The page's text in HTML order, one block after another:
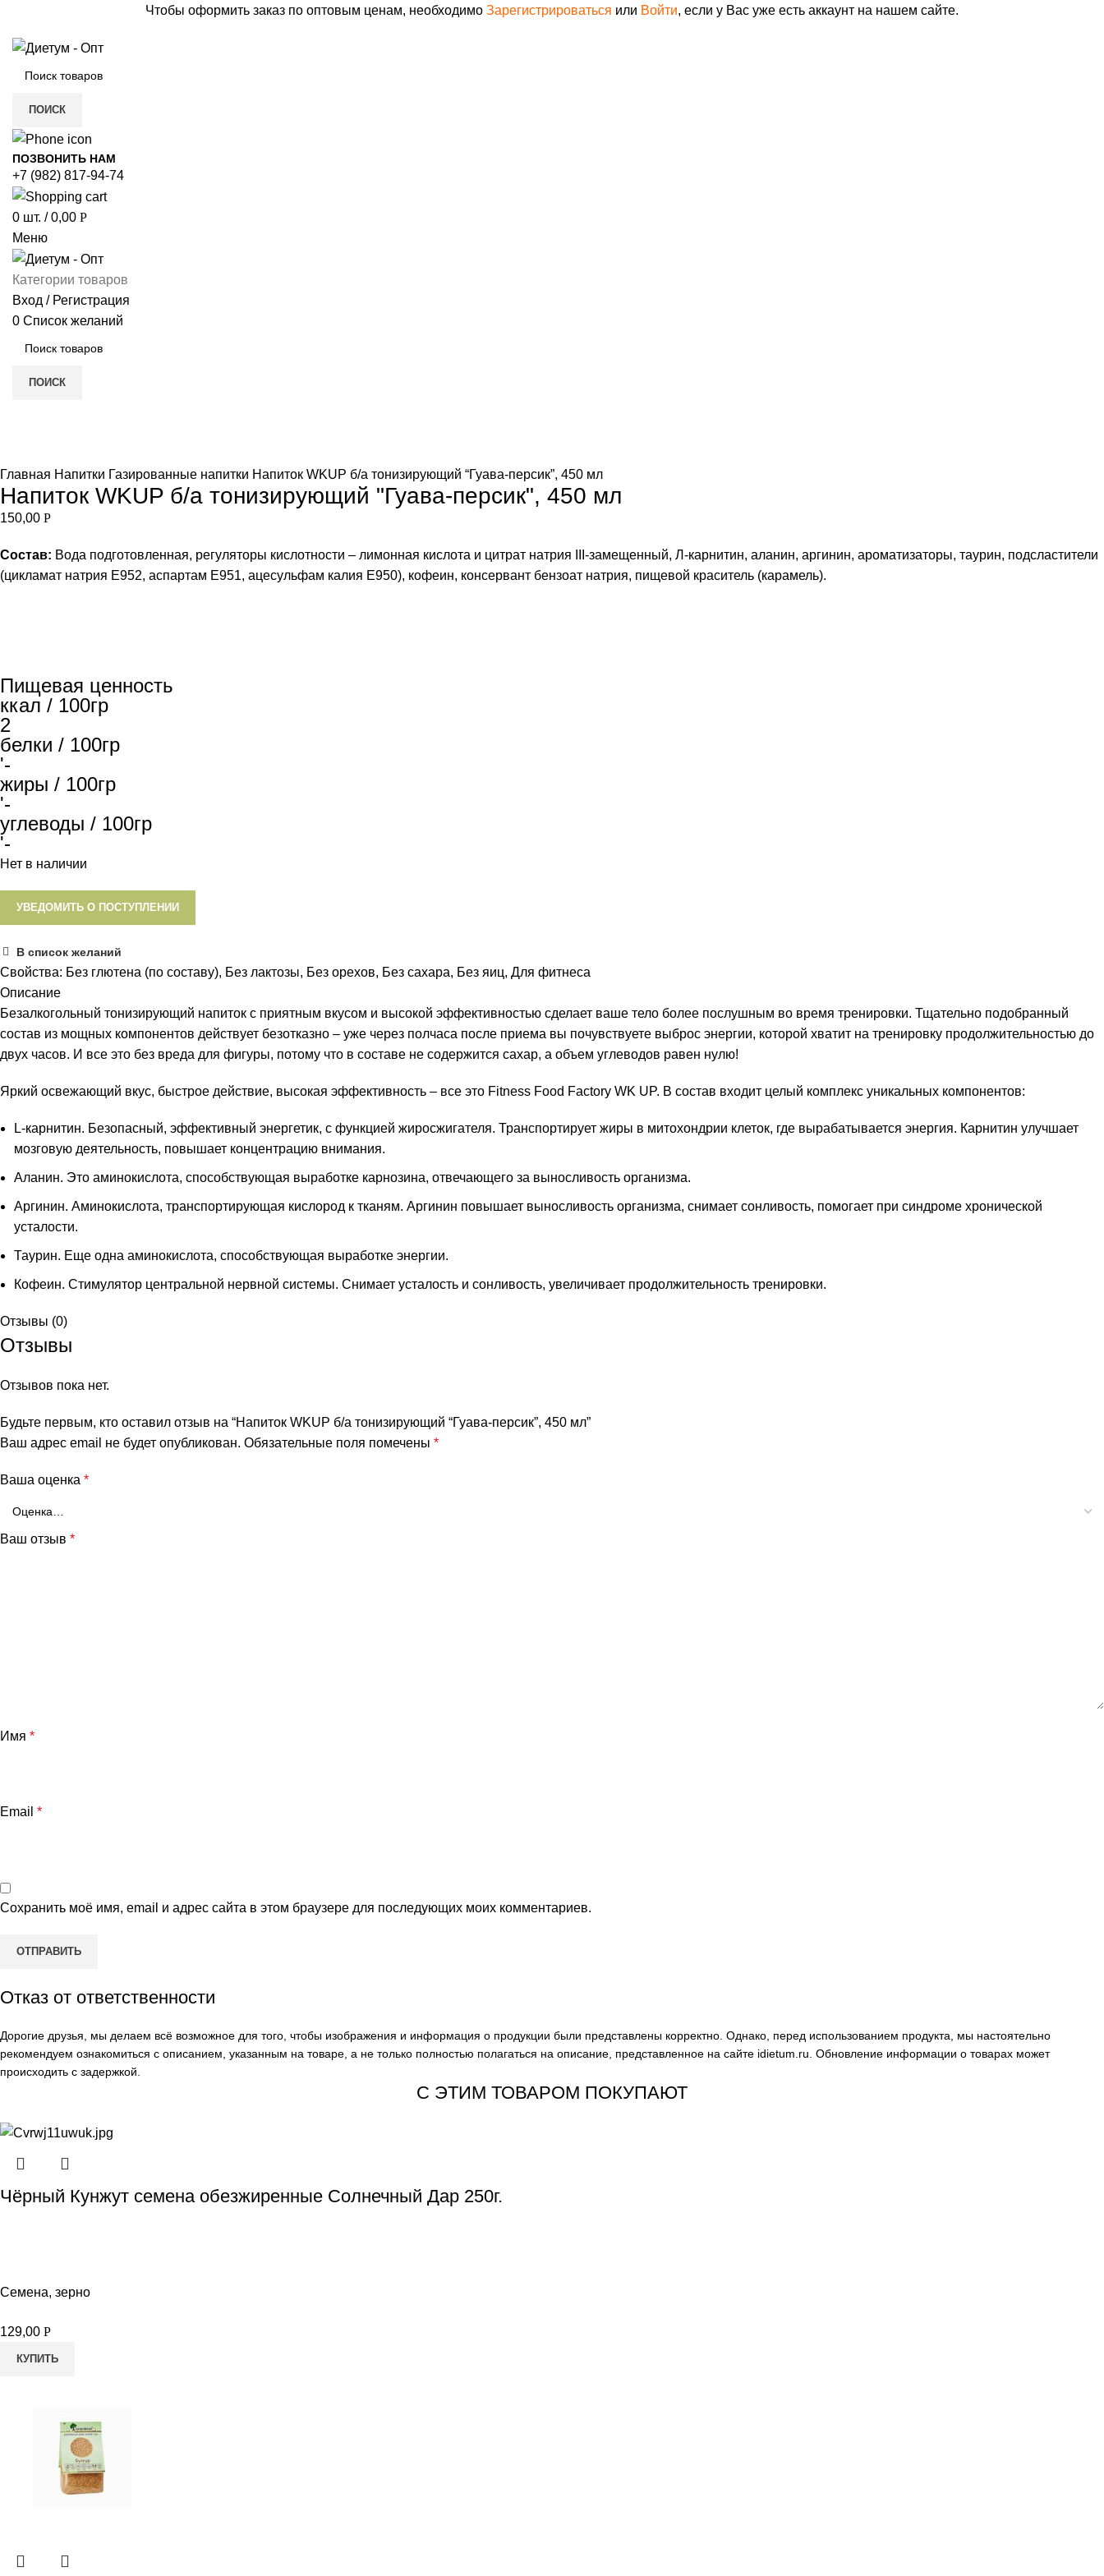
Чтобы оформить заказ по оптовым ценам, необходимо Зарегистрироваться или Войти, если у Вас уже есть аккаунт на нашем сайте.
ПОИСК
ПОЗВОНИТЬ НАМ
+7 (982) 817-94-74
0 шт. / 0,00 Р
Меню
Категории товаров
Вход / Регистрация
0 Список желаний
ПОИСК
Главная Напитки Газированные напитки Напиток WKUP б/а тонизирующий “Гуава-персик”, 450 мл
Напиток WKUP б/а тонизирующий "Гуава-персик", 450 мл
150,00 Р
Состав: Вода подготовленная, регуляторы кислотности – лимонная кислота и цитрат натрия III-замещенный, Л-карнитин, аланин, аргинин, ароматизаторы, таурин, подсластители
(цикламат натрия Е952, аспартам Е951, ацесульфам калия Е950), кофеин, консервант бензоат натрия, пищевой краситель (карамель).
Пищевая ценность
ккал / 100гр
2
белки / 100гр
'-
жиры / 100гр
'-
углеводы / 100гр
'-
Нет в наличии
УВЕДОМИТЬ О ПОСТУПЛЕНИИ
В список желаний
Свойства: Без глютена (по составу), Без лактозы, Без орехов, Без сахара, Без яиц, Для фитнеса
Описание
Безалкогольный тонизирующий напиток с приятным вкусом и высокой эффективностью сделает ваше тело более послушным во время тренировки. Тщательно подобранный
состав из мощных компонентов действует безотказно – уже через полчаса после приема вы почувствуете выброс энергии, которой хватит на тренировку продолжительностью до
двух часов. И все это без вреда для фигуры, потому что в составе не содержится сахар, а объем углеводов равен нулю!
Яркий освежающий вкус, быстрое действие, высокая эффективность – все это Fitness Food Factory WK UP. В состав входит целый комплекс уникальных компонентов:
L-карнитин. Безопасный, эффективный энергетик, с функцией жиросжигателя. Транспортирует жиры в митохондрии клеток, где вырабатывается энергия. Карнитин улучшает
мозговую деятельность, повышает концентрацию внимания.
Аланин. Это аминокислота, способствующая выработке карнозина, отвечающего за выносливость организма.
Аргинин. Аминокислота, транспортирующая кислород к тканям. Аргинин повышает выносливость организма, снимает сонливость, помогает при синдроме хронической
усталости.
Таурин. Еще одна аминокислота, способствующая выработке энергии.
Кофеин. Стимулятор центральной нервной системы. Снимает усталость и сонливость, увеличивает продолжительность тренировки.
Отзывы (0)
Отзывы
Отзывов пока нет.
Будьте первым, кто оставил отзыв на “Напиток WKUP б/а тонизирующий “Гуава-персик”, 450 мл”
Ваш адрес email не будет опубликован. Обязательные поля помечены *
Ваша оценка *
Ваш отзыв *
Имя *
Email *
Сохранить моё имя, email и адрес сайта в этом браузере для последующих моих комментариев.
Отказ от ответственности
Дорогие друзья, мы делаем всё возможное для того, чтобы изображения и информация о продукции были представлены корректно. Однако, перед использованием продукта, мы настоятельно
рекомендуем ознакомиться с описанием, указанным на товаре, а не только полностью полагаться на описание, представленное на сайте idietum.ru . Обновление информации о товарах может
происходить с задержкой.
С ЭТИМ ТОВАРОМ ПОКУПАЮТ
Чёрный Кунжут семена обезжиренные Солнечный Дар 250г.
Семена, зерно
129,00 Р
КУПИТЬ